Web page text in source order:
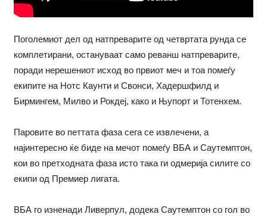
Поголемиот дел од натпреварите од четвртата рунда се
комплетирани, остануваат само реванш натпреварите,
поради нерешениот исход во првиот меч и тоа помеѓу
екипите на Нотс Каунти и Свонси, Хадершфилд и
Бирмингем, Милво и Рокдеј, како и Њупорт и Тотенхем.
Паровите во петтата фаза сега се извлечени, а
најинтересно ќе биде на мечот помеѓу ВБА и Саутемптон,
кои во претходната фаза исто така ги одмерија силите со
екипи од Премиер лигата.
ВБА го изненади Ливерпул, додека Саутемптон со гол во